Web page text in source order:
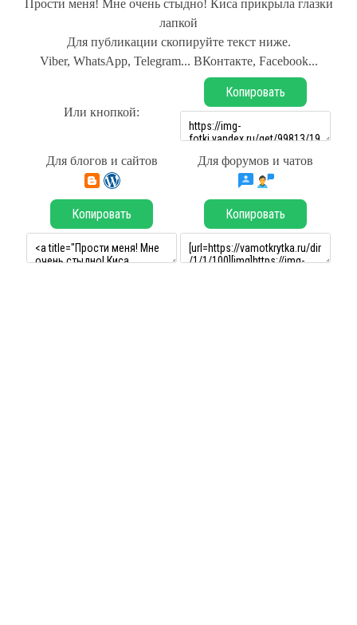
Прости меня! Мне очень стыдно! Киса прикрыла глазки
лапкой
Для публикации скопируйте текст ниже.
Viber, WhatsApp, Telegram... ВКонтакте, Facebook...
Или кнопкой:
Копировать
Для блогов и сайтов Для форумов и чатов
Копировать Копировать